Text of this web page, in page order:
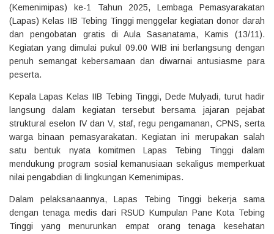
(Kemenimipas) ke-1 Tahun 2025, Lembaga Pemasyarakatan
(Lapas) Kelas IIB Tebing Tinggi menggelar kegiatan donor darah
dan pengobatan gratis di Aula Sasanatama, Kamis (13/11).
Kegiatan yang dimulai pukul 09.00 WIB ini berlangsung dengan
penuh semangat kebersamaan dan diwarnai antusiasme para
peserta.
Kepala Lapas Kelas IIB Tebing Tinggi, Dede Mulyadi, turut hadir
langsung dalam kegiatan tersebut bersama jajaran pejabat
struktural eselon IV dan V, staf, regu pengamanan, CPNS, serta
warga binaan pemasyarakatan. Kegiatan ini merupakan salah
satu bentuk nyata komitmen Lapas Tebing Tinggi dalam
mendukung program sosial kemanusiaan sekaligus memperkuat
nilai pengabdian di lingkungan Kemenimipas.
Dalam pelaksanaannya, Lapas Tebing Tinggi bekerja sama
dengan tenaga medis dari RSUD Kumpulan Pane Kota Tebing
Tinggi yang menurunkan empat orang tenaga kesehatan